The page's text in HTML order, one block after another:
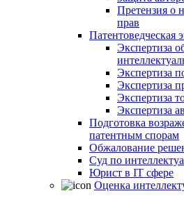
Претензия о
прав
Патентоведческая
Экспертиза
Экспертиза
Экспертиза
Экспертиза
Экспертиза
Подготовка
патентным спорам
Обжалование
Суд по
Юрист в IT сфере
Оценка